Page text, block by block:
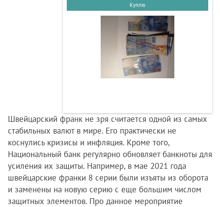
Куплю
Швейцарский франк не зря считается одной из самых
стабильных валют в мире. Его практически не
коснулись кризисы и инфляция. Кроме того,
Национальный банк регулярно обновляет банкноты для
усиления их защиты. Например, в мае 2021 года
швейцарские франки 8 серии были изъяты из оборота
и заменены на новую серию с еще большим числом
защитных элементов. Про данное мероприятие